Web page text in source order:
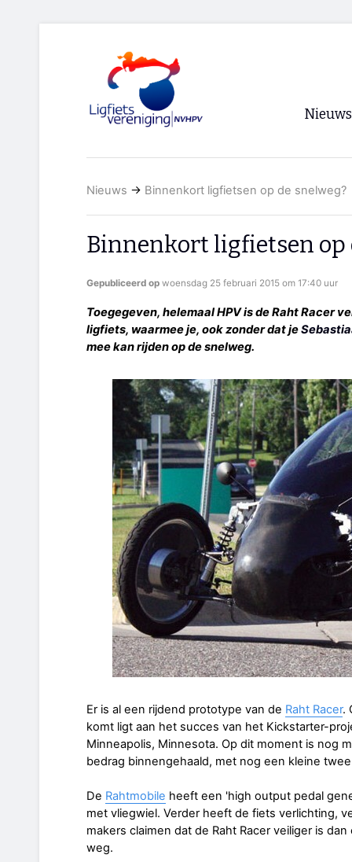
Nieuws
Nieuws → Binnenkort ligfietsen op de snelweg?
Binnenkort ligfietsen op
Gepubliceerd op woensdag 25 februari 2015 om 17:40 uur
Toegegeven, helemaal HPV is de Raht Racer
ligfiets, waarmee je, ook zonder dat je
mee kan rijden op de snelweg.
Er is al een rijdend prototype van de Raht Racer.
komt ligt aan het succes van het Kickstarter-
Minneapolis, Minnesota. Op dit moment is nog
bedrag binnengehaald, met nog een kleine
De Rahtmobile heeft een 'high output pedal
met vliegwiel. Verder heeft de fiets verlichting,
makers claimen dat de Raht Racer veiliger is
weg.